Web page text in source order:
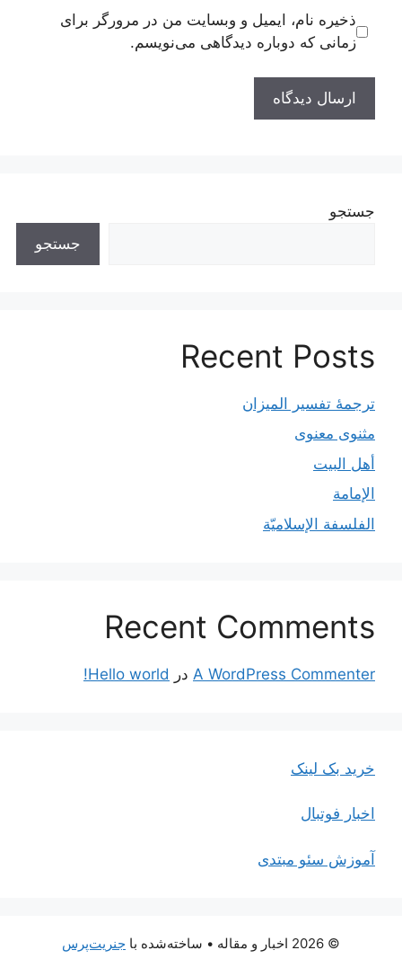
ذخیره نام، ایمیل و وبسایت من در مرورگر برای
زمانی که دوباره دیدگاهی می‌نویسم.
جستجو
جستجو
Recent Posts
ترجمۀ تفسیر المیزان
مثنوی معنوی
أهل البيت
الإمامة
الفلسفة الإسلاميّة
Recent Comments
A WordPress Commenter در Hello world!
خرید بک لینک
اخبار فوتبال
آموزش سئو مبتدی
© 2026 اخبار و مقاله • ساخته‌شده با جنریت‌پرس